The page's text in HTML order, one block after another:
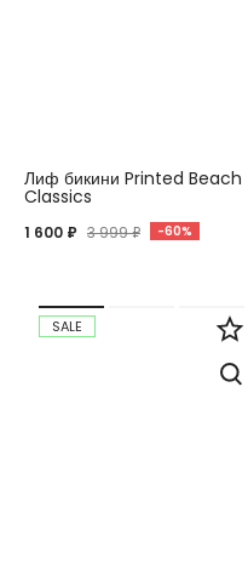
Лиф бикини Printed Beach
Classics
1 600 ₽ 3 999 ₽ -60%
SALE